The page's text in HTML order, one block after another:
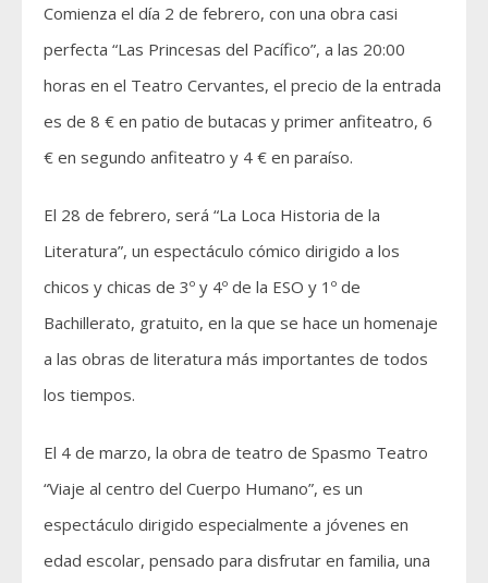
Comienza el día 2 de febrero, con una obra casi
perfecta “Las Princesas del Pacífico”, a las 20:00
horas en el Teatro Cervantes, el precio de la entrada
es de 8 € en patio de butacas y primer anfiteatro, 6
€ en segundo anfiteatro y 4 € en paraíso.
El 28 de febrero, será “La Loca Historia de la
Literatura”, un espectáculo cómico dirigido a los
chicos y chicas de 3º y 4º de la ESO y 1º de
Bachillerato, gratuito, en la que se hace un homenaje
a las obras de literatura más importantes de todos
los tiempos.
El 4 de marzo, la obra de teatro de Spasmo Teatro
“Viaje al centro del Cuerpo Humano”, es un
espectáculo dirigido especialmente a jóvenes en
edad escolar, pensado para disfrutar en familia, una